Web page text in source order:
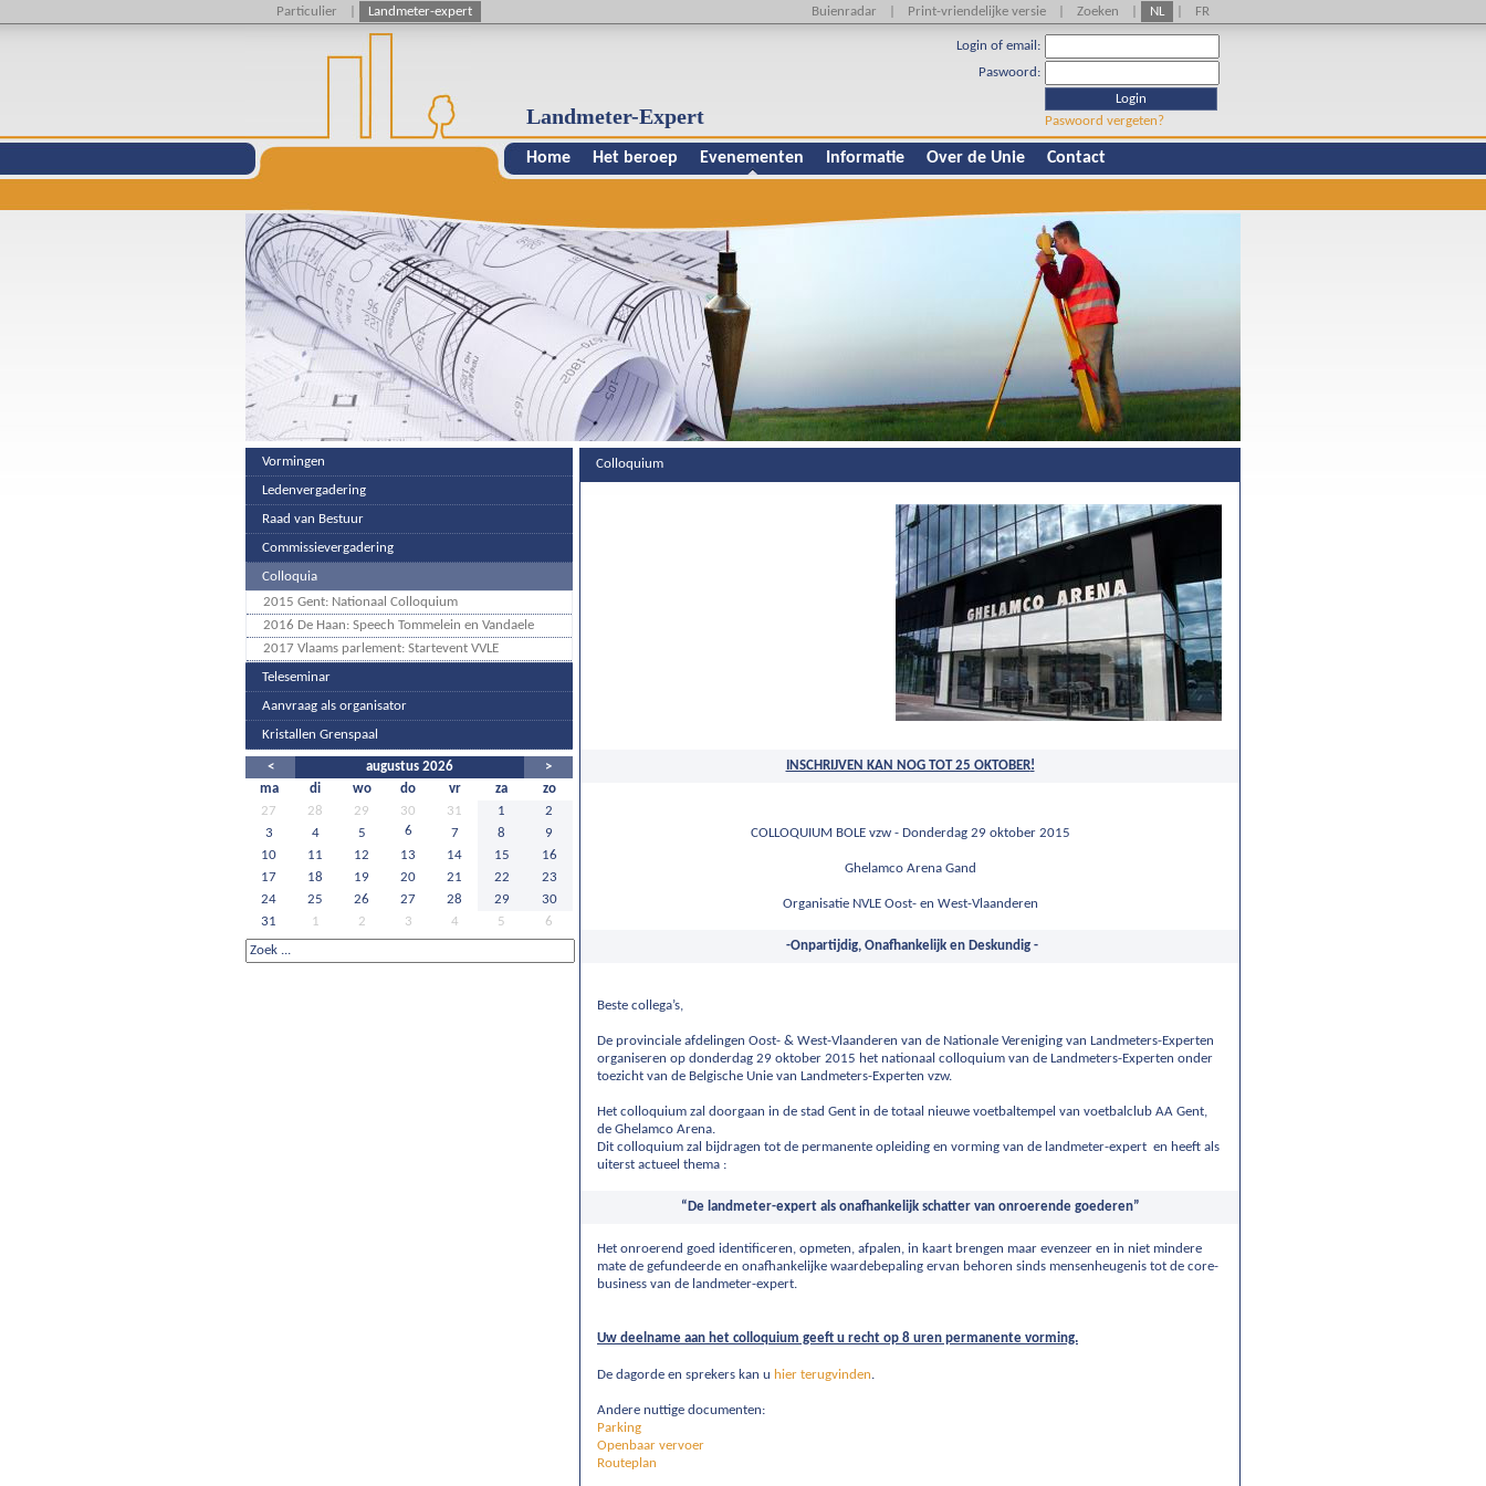
Login of email:
Paswoord:
Login
Paswoord vergeten?
Landmeter-Expert
Home Het beroep Evenementen Informatie Over de Unie Contact
Vormingen
Ledenvergadering
Raad van Bestuur
Commissievergadering
Colloquia
2015 Gent: Nationaal Colloquium
2016 De Haan: Speech Tommelein en Vandaele
2017 Vlaams parlement: Startevent VVLE
Teleseminar
Aanvraag als organisator
Kristallen Grenspaal
< augustus 2026
>
ma
di wo do vr za
zo
27
28 29 30 31 1
2
3
4 5 6 7 8
9
10
11 12 13 14 15
16
17
18 19 20 21 22
23
24
25 26 27 28 29
30
31
1 2 3 4 5 6
Colloquium
INSCHRIJVEN KAN NOG TOT 25 OKTOBER!
COLLOQUIUM BOLE vzw - Donderdag 29 oktober 2015
Ghelamco Arena Gand
Organisatie NVLE Oost- en West-Vlaanderen
-Onpartijdig, Onafhankelijk en Deskundig -
Beste collega’s,
De provinciale afdelingen Oost- & West-Vlaanderen van de Nationale Vereniging van Landmeters-Experten
organiseren op donderdag 29 oktober 2015 het nationaal colloquium van de Landmeters-Experten onder
toezicht van de Belgische Unie van Landmeters-Experten vzw.
Het colloquium zal doorgaan in de stad Gent in de totaal nieuwe voetbaltempel van voetbalclub AA Gent,
de Ghelamco Arena.
Dit colloquium zal bijdragen tot de permanente opleiding en vorming van de landmeter-expert en heeft als
uiterst actueel thema :
“De landmeter-expert als onafhankelijk schatter van onroerende goederen”
Het onroerend goed identificeren, opmeten, afpalen, in kaart brengen maar evenzeer en in niet mindere
mate de gefundeerde en onafhankelijke waardebepaling ervan behoren sinds mensenheugenis tot de core-
business van de landmeter-expert.
Uw deelname aan het colloquium geeft u recht op 8 uren permanente vorming.
De dagorde en sprekers kan u hier terugvinden.
Andere nuttige documenten:
Parking
Openbaar vervoer
Routeplan
NL FR
Particulier Landmeter-expert Buienradar Print-vriendelijke versie Zoeken